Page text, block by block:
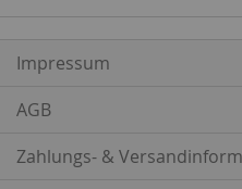
Impressum
AGB
Zahlungs- &